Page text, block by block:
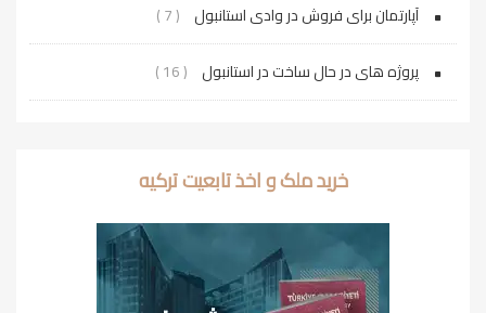
آپارتمان برای فروش در وادی استانبول ( 7 )
پروژه‌ های در حال ساخت در استانبول ( 16 )
خرید ملک و اخذ تابعیت ترکیه